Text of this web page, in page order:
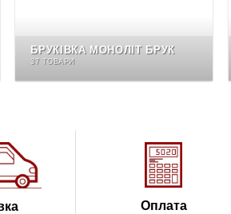
БРУКІВКА МОНОЛІТ БРУК
37 ТОВАРИ
Оплата